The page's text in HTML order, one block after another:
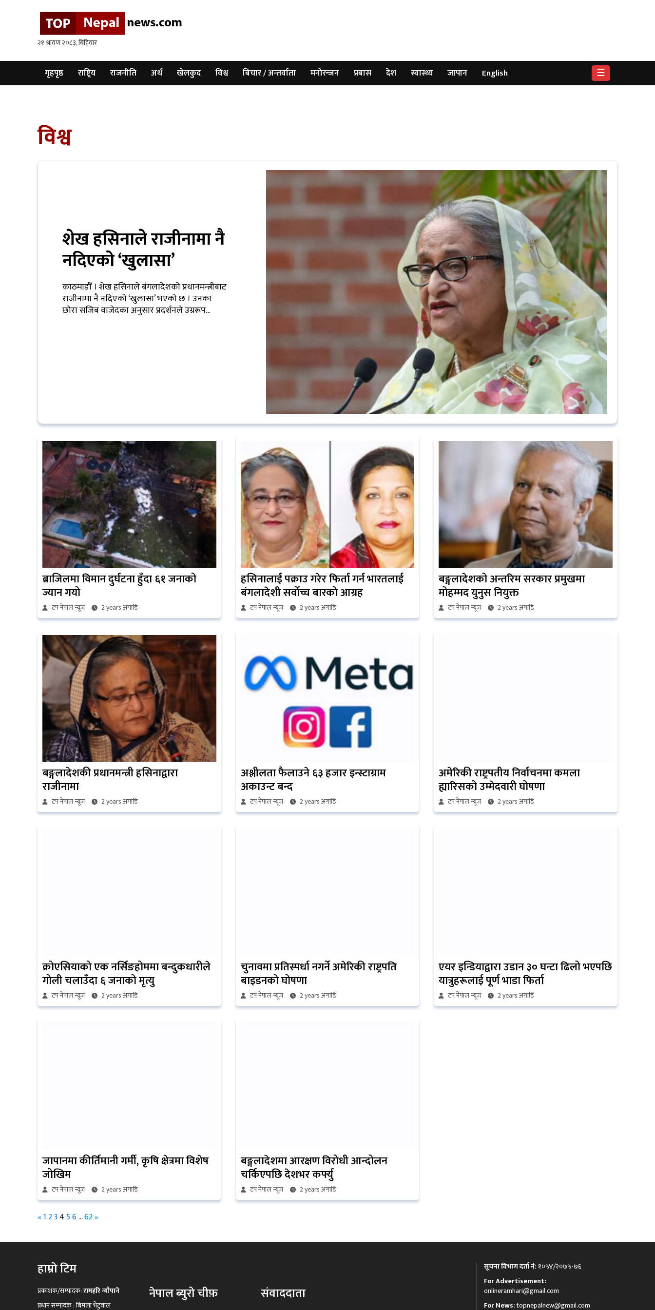
गृहपृष्ठ राष्ट्रिय राजनीति अर्थ खेलकुद विश्व बिचार / अन्तर्वाता मनोरन्जन प्रबास देश स्वास्थ्य जापान English ☰
विश्व
शेख हसिनाले राजीनामा नै
नदिएको ‘खुलासा’
काठमाडौँ । शेख हसिनाले बंगलादेशको प्रधानमन्त्रीबाट
राजीनामा नै नदिएको ‘खुलासा’ भएको छ । उनका
छोरा सजिब वाजेदका अनुसार प्रदर्शनले उग्ररूप…
ब्राजिलमा विमान दुर्घटना हुँदा ६१ जनाको
ज्यान गयो
टप नेपाल न्यूज 2 years अगाडि
हसिनालाई पक्राउ गरेर फिर्ता गर्न भारतलाई
बंगलादेशी सर्वोच्च बारको आग्रह
टप नेपाल न्यूज 2 years अगाडि
बङ्गलादेशको अन्तरिम सरकार प्रमुखमा
मोहम्मद युनुस नियुक्त
टप नेपाल न्यूज 2 years अगाडि
बङ्गलादेशकी प्रधानमन्त्री हसिनाद्वारा
राजीनामा
टप नेपाल न्यूज 2 years अगाडि
अश्लीलता फैलाउने ६३ हजार इन्स्टाग्राम
अकाउन्ट बन्द
टप नेपाल न्यूज 2 years अगाडि
अमेरिकी राष्ट्रपतीय निर्वाचनमा कमला
ह्यारिसको उम्मेदवारी घोषणा
टप नेपाल न्यूज 2 years अगाडि
क्रोएसियाको एक नर्सिङहोममा बन्दुकधारीले
गोली चलाउँदा ६ जनाको मृत्यु
टप नेपाल न्यूज 2 years अगाडि
चुनावमा प्रतिस्पर्धा नगर्ने अमेरिकी राष्ट्रपति
बाइडनको घोषणा
टप नेपाल न्यूज 2 years अगाडि
एयर इन्डियाद्वारा उडान ३० घन्टा ढिलो भएपछि
यात्रुहरूलाई पूर्ण भाडा फिर्ता
टप नेपाल न्यूज 2 years अगाडि
जापानमा कीर्तिमानी गर्मी, कृषि क्षेत्रमा विशेष
जोखिम
टप नेपाल न्यूज 2 years अगाडि
बङ्गलादेशमा आरक्षण विरोधी आन्दोलन
चर्किएपछि देशभर कर्फ्यु
टप नेपाल न्यूज 2 years अगाडि
«1 23 4 56…62»
हाम्रो टिम
प्रकाशक/सम्पादक:रामहरि न्यौपाने
प्रधान सम्पादक : बिमला भेटुवाल
नेपाल ब्युरो चीफ़ संवाददाता
सूचना विभाग दर्ता नं: १०५४/२०७५-७६
For Advertisement:
onlineramhari@gmail.com
For News:topnepalnew@gmail.com